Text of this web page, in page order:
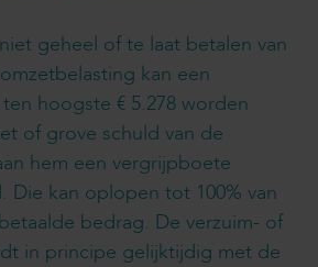
geheel of te laat betalen van
kan een
hoogste € 5.278 worden
of grove schuld van de
hem een vergrijpboete
kan oplopen tot 100% van
bedrag. De verzuim- of
in principe gelijktijdig met de